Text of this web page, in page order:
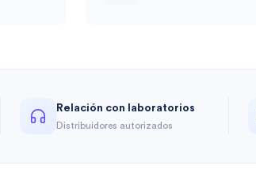
Relación con laboratorios
Distribuidores autorizados